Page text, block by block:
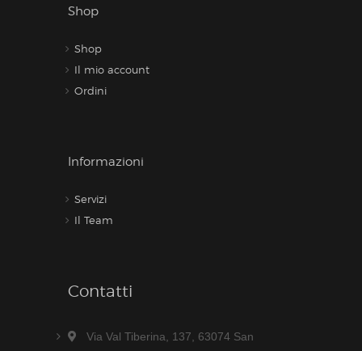
Shop
Shop
Il mio account
Ordini
Informazioni
Servizi
Il Team
Contatti
Via Val Tiberina, 137, 63074 San